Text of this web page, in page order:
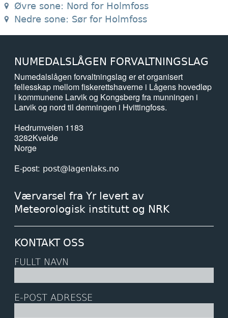
Øvre sone: Nord for Holmfoss
Nedre sone: Sør for Holmfoss
NUMEDALSLÅGEN FORVALTNINGSLAG
Numedalslågen forvaltningslag er et organisert
fellesskap mellom fiskerettshaverne i Lågens hovedløp
i kommunene Larvik og Kongsberg fra munningen i
Larvik og nord til demningen i Hvittingfoss.
Hedrumveien 1183
3282Kvelde
Norge
E-post post@lagenlaks.no
Værvarsel fra Yr levert av
Meteorologisk institutt og NRK
KONTAKT OSS
FULLT NAVN
E-POST ADRESSE